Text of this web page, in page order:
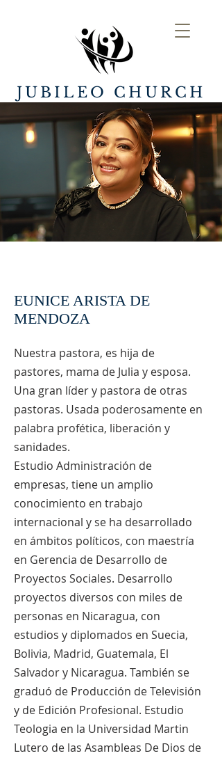
JUBILEO CHURCH
EUNICE ARISTA DE
MENDOZA
Nuestra pastora, es hija de
pastores, mama de Julia y esposa.
Una gran líder y pastora de otras
pastoras. Usada poderosamente en
palabra profética, liberación y
sanidades.
Estudio Administración de
empresas, tiene un amplio
conocimiento en trabajo
internacional y se ha desarrollado
en ámbitos políticos, con maestría
en Gerencia de Desarrollo de
Proyectos Sociales. Desarrollo
proyectos diversos con miles de
personas en Nicaragua, con
estudios y diplomados en Suecia,
Bolivia, Madrid, Guatemala, El
Salvador y Nicaragua. También se
graduó de Producción de Televisión
y de Edición Profesional. Estudio
Teologia en la Universidad Martin
Lutero de las Asambleas De Dios de